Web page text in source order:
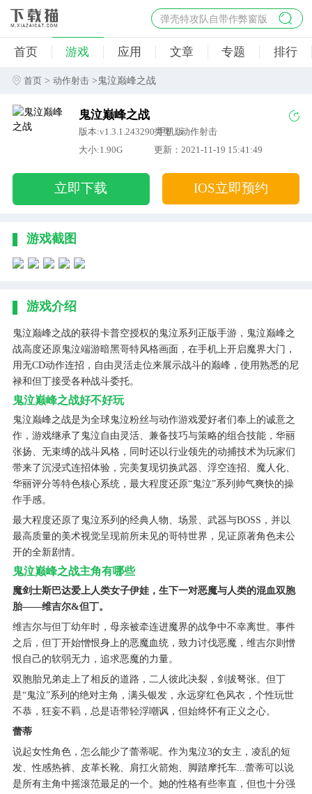
弹壳特攻队自带作弊窗版
杀手47行动
地狱幸存者破解版
首页 游戏 应用 文章 专题 排行
首页 >动作射击 >鬼泣巅峰之战
鬼泣巅峰之战
版本:v1.3.1.243290 手机版类型：动作射击
大小:1.90G
更新：2021-11-19 15:41:49
立即下载 IOS立即预约
游戏截图
游戏介绍
鬼泣巅峰之战的获得卡普空授权的鬼泣系列正版手游，鬼泣巅峰之
战高度还原鬼泣端游暗黑哥特风格画面，在手机上开启魔界大门，
用无CD动作连招，自由灵活走位来展示战斗的巅峰，使用熟悉的尼
禄和但丁接受各种战斗委托。
鬼泣巅峰之战好不好玩
鬼泣巅峰之战是为全球鬼泣粉丝与动作游戏爱好者们奉上的诚意之
作，游戏继承了鬼泣自由灵活、兼备技巧与策略的组合技能，华丽
张扬、无束缚的战斗风格，同时还以行业领先的动捕技术为玩家们
带来了沉浸式连招体验，完美复现切换武器、浮空连招、魔人化、
华丽评分等特色核心系统，最大程度还原“鬼泣”系列帅气爽快的操
作手感。
最大程度还原了鬼泣系列的经典人物、场景、武器与BOSS，并以
最高质量的美术视觉呈现前所未见的哥特世界，见证原著角色未公
开的全新剧情。
鬼泣巅峰之战主角有哪些
魔剑士斯巴达爱上人类女子伊娃，生下一对恶魔与人类的混血双胞
胎——维吉尔&但丁。
维吉尔与但丁幼年时，母亲被牵连进魔界的战争中不幸离世。事件
之后，但丁开始憎恨身上的恶魔血统，致力讨伐恶魔，维吉尔则憎
恨自己的软弱无力，追求恶魔的力量。
双胞胎兄弟走上了相反的道路，二人彼此决裂，剑拔弩张。但丁
是“鬼泣”系列的绝对主角，满头银发，永远穿红色风衣，个性玩世
不恭，狂妄不羁，总是语带轻浮嘲讽，但始终怀有正义之心。
蕾蒂
说起女性角色，怎么能少了蕾蒂呢。作为鬼泣3的女主，凌乱的短
发、性感热裤、皮革长靴、肩扛火箭炮、脚踏摩托车...蕾蒂可以说
是所有主角中摇滚范最足的一个。她的性格有些率直，但也十分强